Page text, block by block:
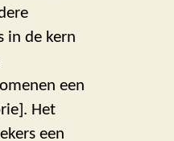
in de kern
een
Het
een